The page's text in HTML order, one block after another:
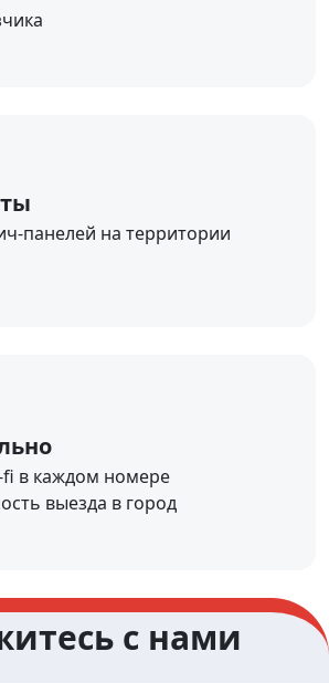
панелей на территории
fi в каждом номере
выезда в город
с нами